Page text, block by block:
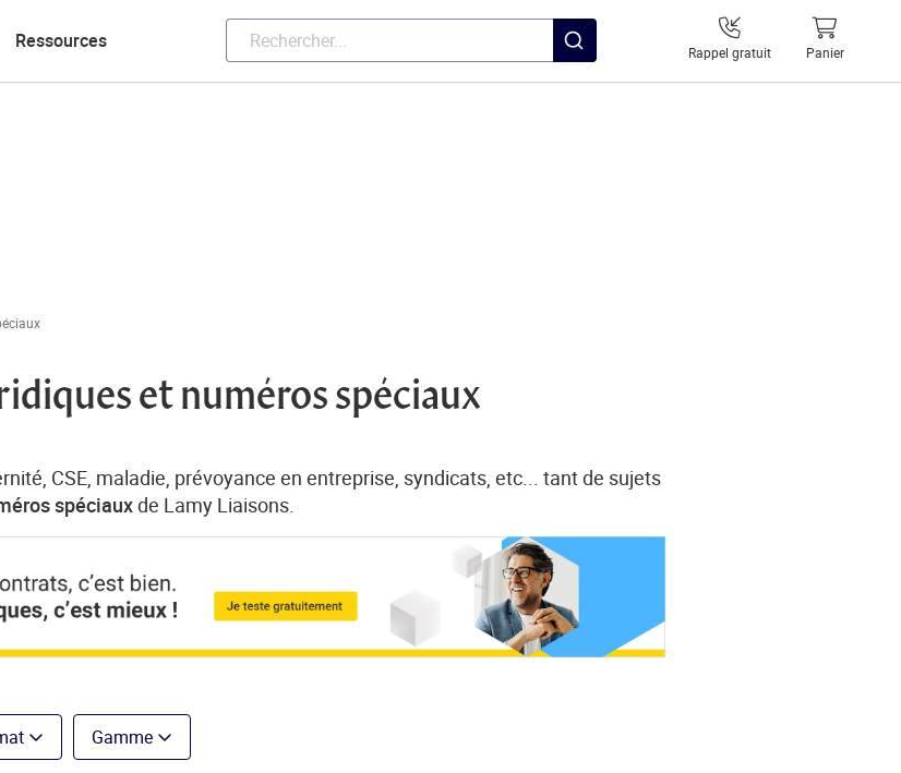
Ressources Rappel gratuit Panier
et numéros spéciaux
CSE, maladie, prévoyance en entreprise, syndicats, etc... tant de sujets
spéciauxde Lamy Liaisons.
Gamme